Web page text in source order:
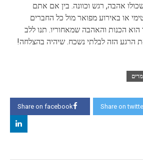
אהבה, רגש וכוונה. בין אם אתם
או באירוע מפואר מול כל החברים
הכנות והאהבה שמאחוריו. תנו ללב
הרגע הזה לבלתי נשכח. שיהיה בהצלחה!
Share on facebook Share on